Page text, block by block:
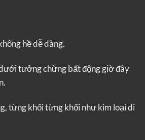
hề dễ dàng.
tưởng chừng bất động giờ đây
từng khối từng khối như kim loại di